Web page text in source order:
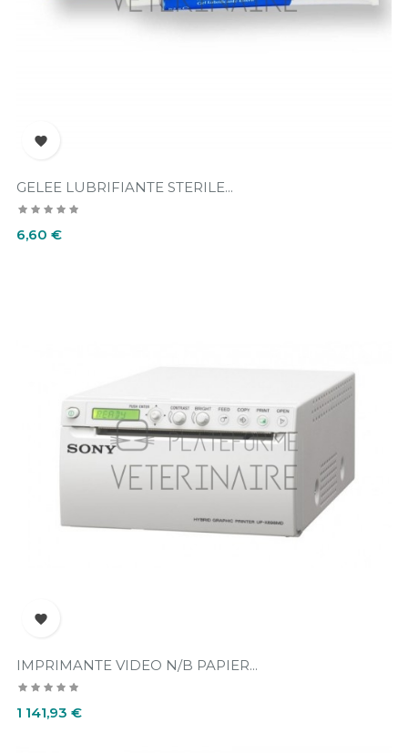

GELEE LUBRIFIANTE STERILE...
Prix
6,60 €

IMPRIMANTE VIDEO N/B PAPIER...
Prix
1 141,93 €